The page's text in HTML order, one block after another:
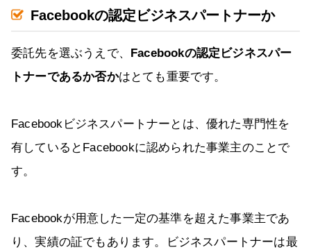
Facebookの認定ビジネスパートナーか
委託先を選ぶうえで、
Facebookの認定ビジネスパー
トナーであるか否かはとても重要です。
Facebookビジネスパートナーとは、優れた専門性を
有しているとFacebookに認められた事業主のことで
す。
Facebookが用意した一定の基準を超えた事業主であ
り、実績の証でもあります。ビジネスパートナーは最